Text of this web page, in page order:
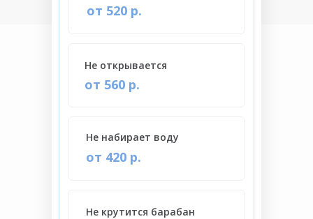
от 420 р.
Не набирает воду
от 520 р.
Не крутится барабан
от 560 р.
Не открывается